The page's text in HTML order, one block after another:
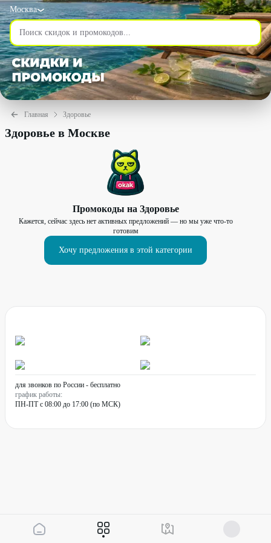
Москва
Главная Здоровье
Здоровье в Москве
Промокоды на Здоровье
Кажется, сейчас здесь нет активных предложений — но мы уже что-то
готовим
Хочу предложения в этой категории
для звонков по России - бесплатно
график работы:
ПН-ПТ с 08:00 до 17:00 (по МСК)